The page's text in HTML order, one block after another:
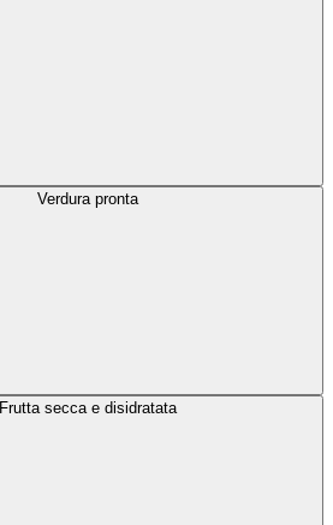
Verdura pronta
Frutta secca e disidratata